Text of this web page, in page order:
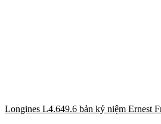
Longines L4.649.6 bản kỷ niệm Ernest